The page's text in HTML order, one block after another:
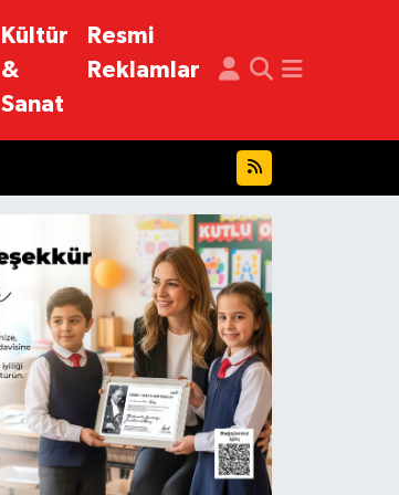
Kültür
&
Sanat
Resmi
Reklamlar